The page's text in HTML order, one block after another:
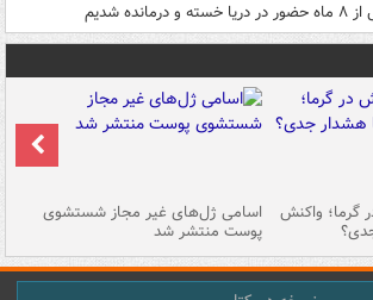
شدیم
گرما؛ واکنش اسامی ژل‌های غیر مجاز شستشوی
پوست منتشر شد